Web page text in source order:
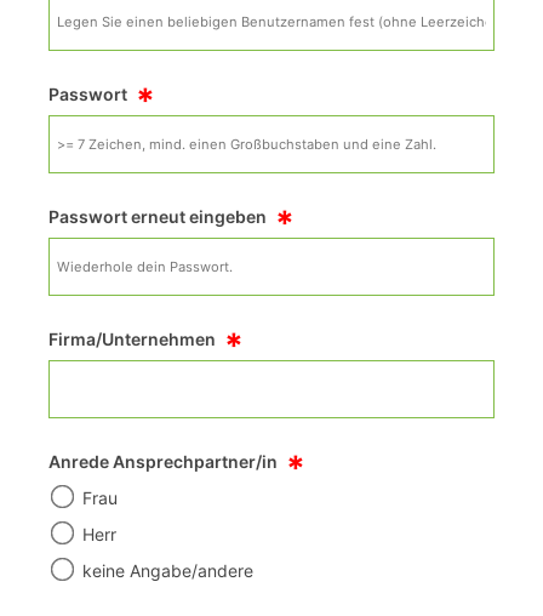
Passwort *
Passwort erneut eingeben *
Firma/Unternehmen *
Anrede Ansprechpartner/in *
Frau
Herr
keine Angabe/andere